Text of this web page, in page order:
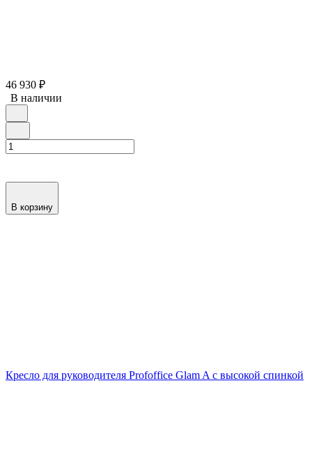
46 930 ₽
В наличии
В корзину
Кресло для руководителя Profoffice Glam A с высокой спинкой